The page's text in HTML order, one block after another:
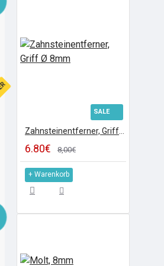
SALE
Zahnsteinentferner, Griff Ø 8mm
6.80€ 8,00€
+ Warenkorb